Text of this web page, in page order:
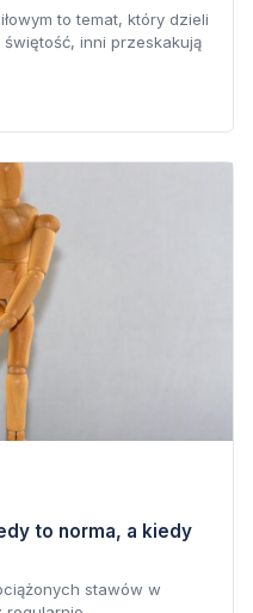
to temat, który dzieli
inni przeskakują
to norma, a kiedy
stawów w